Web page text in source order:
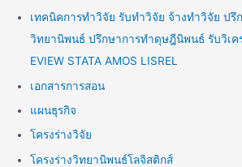
เทคนิคการทำวิจัย รับทำวิจัย จ้างทำวิจัย ปรึ
วิทยานิพนธ์ ปรึกษาการทำดุษฎีนิพนธ์ รับวิเค
EVIEW STATA AMOS LISREL
เอกสารการสอน
แผนธุรกิจ
โครงร่างวิจัย
โครงร่างวิทยานิพนธ์โลจิสติกส์